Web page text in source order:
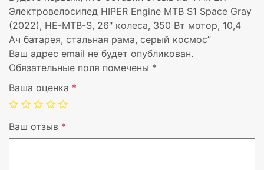
Емкость батареи (Ватт час)
Максимальная скорость, км/ч
Максимальная нагрузка, кг
Электровелосипед HIPER Engine MTB S1 Space Gray
(2022), HE-MTB-S, 26″ колеса, 350 Вт мотор, 10,4
Ач батарея, стальная рама, cерый космос”
Ваш адрес email не будет опубликован.
Обязательные поля помечены *
Ваша оценка *
Ваш отзыв *